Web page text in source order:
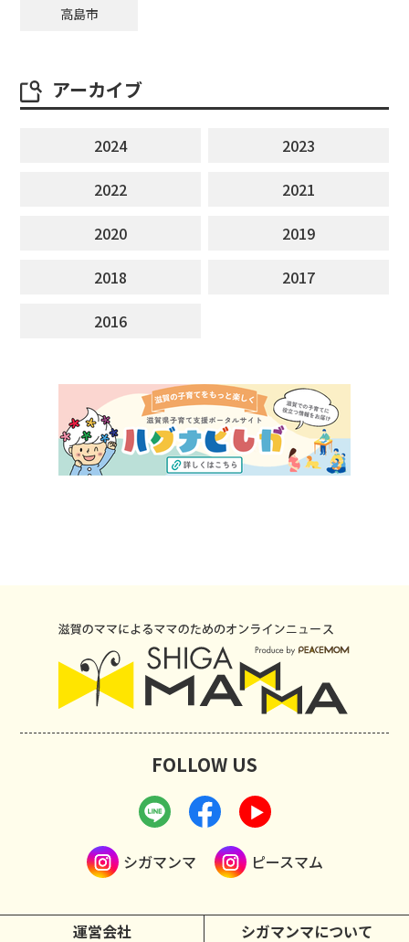
高島市
アーカイブ
2024
2023
2022
2021
2020
2019
2018
2017
2016
運営会社 シガマンマについて
FOLLOW US
シガマンマ ピースマム